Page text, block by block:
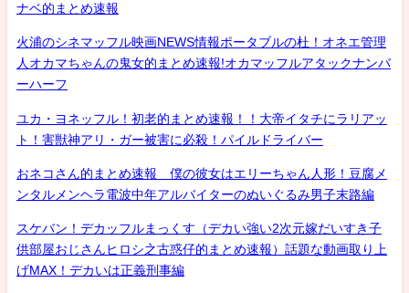
ナベ的まとめ速報
火浦のシネマッフル映画NEWS情報ポータブルの杜！オネエ管理
人オカマちゃんの鬼女的まとめ速報!オカマッフルアタックナンバ
ーハーフ
ユカ・ヨネッフル！初老的まとめ速報！！大帝イタチにラリアッ
ト！害獣神アリ・ガー被害に必殺！パイルドライバー
おネコさん的まとめ速報 僕の彼女はエリーちゃん人形！豆腐メ
ンタルメンヘラ電波中年アルバイターのぬいぐるみ男子末路編
スケバン！デカッフルまっくす（デカい強い2次元嫁だいすき子
供部屋おじさんヒロシ之古惑仔的まとめ速報）話題な動画取り上
げMAX！デカいは正義刑事編